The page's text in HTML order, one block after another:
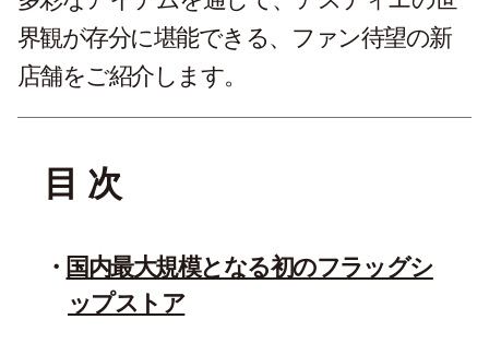
界観が存分に堪能できる、ファン待望の新
店舗をご紹介します。
目 次
国内最大規模となる初のフラッグシ
ップストア